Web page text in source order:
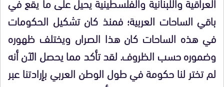
باقي الساحات العربية؛ فمنذ كان تشكيل الحكومات
في هذه الساحات كان هذا الصراں ويختلف ظهوره
وضموره حسب الظروف. لقد تأكد مما يحصل الآن أنه
لم تختر لنا حكومة في طول الوطن العربي بإرادتنا عبر